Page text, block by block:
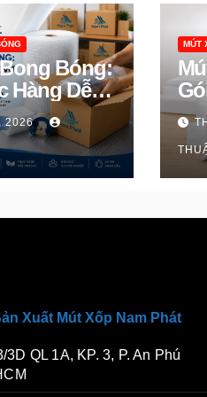
Bóng:
Hàng Dễ
2026
MÚT
Phí
Xuất Mút Xốp Nam Phát
3D QL 1A, KP. 3, P. An Phú